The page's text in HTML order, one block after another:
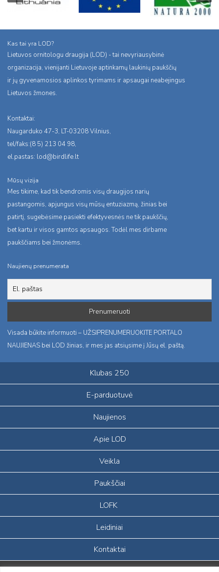
Kas tai yra LOD?
Lietuvos ornitologu draugija (LOD) - tai nevyriausybinė
organizacija, vienijanti Lietuvoje aptinkamų laukinių paukščių
ir jų gyvenamosios aplinkos tyrimams ir apsaugai neabejingus
Lietuvos žmones.
Kontaktai:
Naugarduko 47-3, LT-03208 Vilnius,
tel/faks:(8 5) 213 04 98,
el.pastas: lod@birdlife.lt
Mūsų vizija
Mes tikime, kad tik bendromis visų draugijos narių
pastangomis, apjungus visų mūsų entuziazmą, žinias bei
patirtį, sugebėsime pasiekti efektyvesnės ne tik paukščių,
bet kartu ir visos gamtos apsaugos. Todėl mes dirbame
paukščiams bei žmonėms.
Naujienų prenumerata
Visada būkite informuoti – UŽSIPRENUMERUOKITE PORTALO
NAUJIENAS bei LOD žinias, ir mes jas atsiųsime į Jūsų el. paštą.
Klubas 250
E-parduotuvė
Naujienos
Apie LOD
Veikla
Paukščiai
LOFK
Leidiniai
Kontaktai